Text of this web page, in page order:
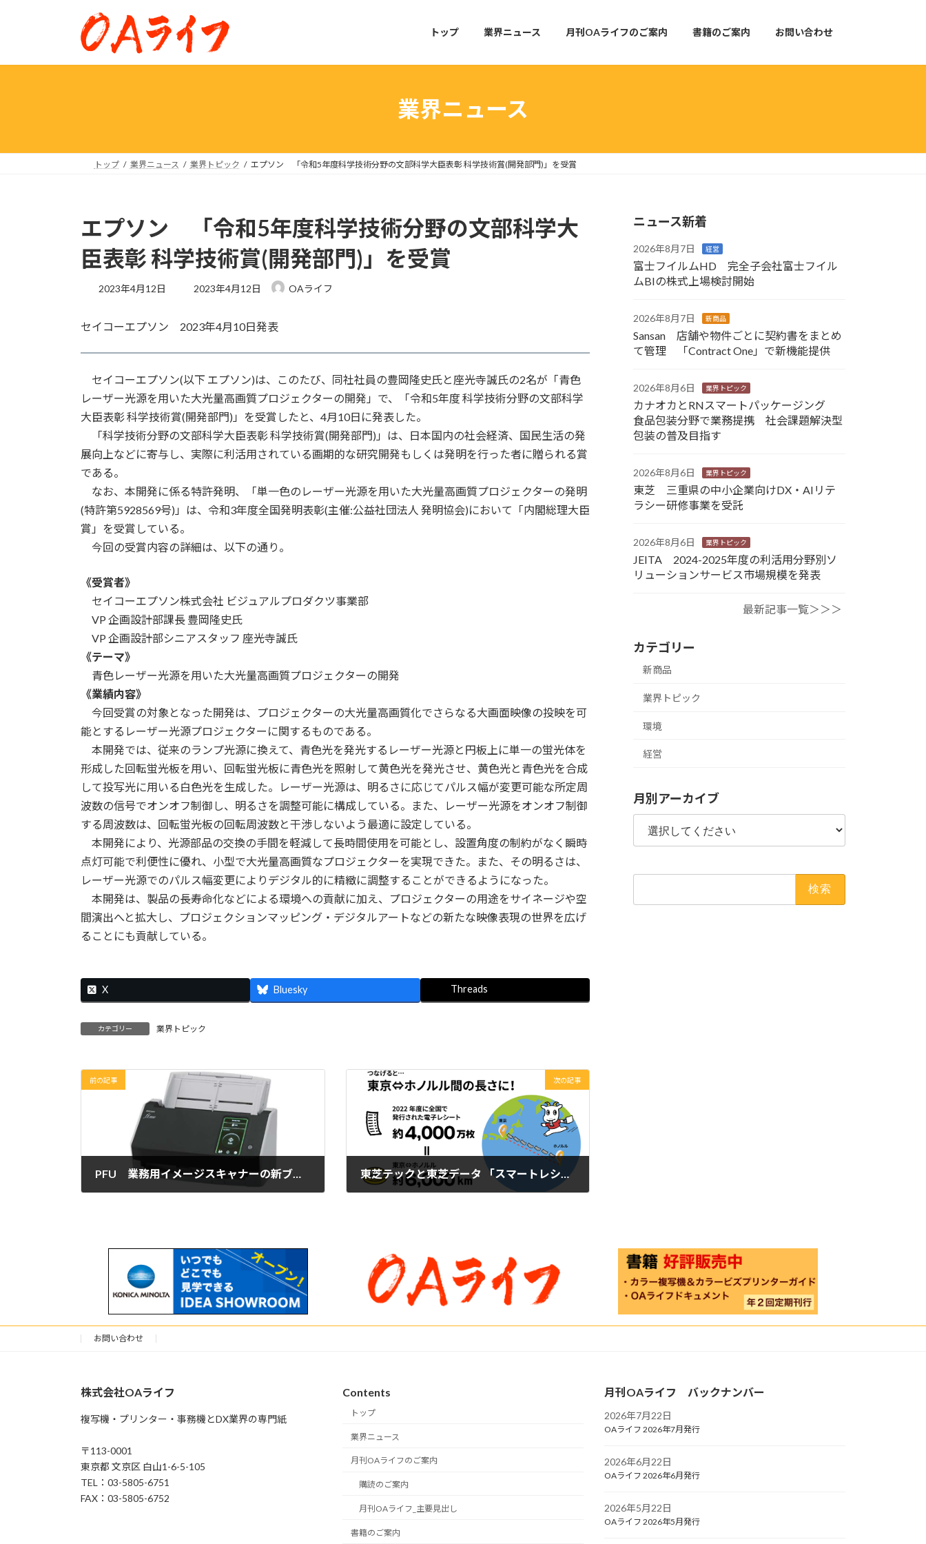
プ
動
トップ 業界ニュース 月刊OAライフのご案内 書籍のご案内 お問い合わせ
業界ニュース
トップ 業界ニュース 業界トピック エプソン 「令和5年度科学技術分野の文部科学大臣表彰 科学技術賞(開発部門)」を受賞
エプソン 「令和5年度科学技術分野の文部科学大
臣表彰 科学技術賞(開発部門)」を受賞
2023年4月12日
最
新
時
2023年4月12日 OAライフ
セイコーエプソン 2023年4月10日発表
セイコーエプソン(以下 エプソン)は、このたび、同社社員の豊岡隆史氏と座光寺誠氏の2名が「青色
レーザー光源を用いた大光量高画質プロジェクターの開発」で、「令和5年度 科学技術分野の文部科学
大臣表彰 科学技術賞(開発部門)」を受賞したと、4月10日に発表した。
「科学技術分野の文部科学大臣表彰 科学技術賞(開発部門)」は、日本国内の社会経済、国民生活の発
展向上などに寄与し、実際に利活用されている画期的な研究開発もしくは発明を行った者に贈られる賞
である。
なお、本開発に係る特許発明、「単一色のレーザー光源を用いた大光量高画質プロジェクターの発明
(特許第5928569号)」は、令和3年度全国発明表彰(主催:公益社団法人 発明協会)において「内閣総理大臣
賞」を受賞している。
今回の受賞内容の詳細は、以下の通り。
《受賞者》
セイコーエプソン株式会社 ビジュアルプロダクツ事業部
VP 企画設計部課長 豊岡隆史氏
VP 企画設計部シニアスタッフ 座光寺誠氏
《テーマ》
青色レーザー光源を用いた大光量高画質プロジェクターの開発
《業績内容》
今回受賞の対象となった開発は、プロジェクターの大光量高画質化でさらなる大画面映像の投映を可
能とするレーザー光源プロジェクターに関するものである。
本開発では、従来のランプ光源に換えて、青色光を発光するレーザー光源と円板上に単一の蛍光体を
形成した回転蛍光板を用い、回転蛍光板に青色光を照射して黄色光を発光させ、黄色光と青色光を合成
して投写光に用いる白色光を生成した。レーザー光源は、明るさに応じてパルス幅が変更可能な所定周
波数の信号でオンオフ制御し、明るさを調整可能に構成している。また、レーザー光源をオンオフ制御
する周波数は、回転蛍光板の回転周波数と干渉しないよう最適に設定している。
本開発により、光源部品の交換の手間を軽減して長時間使用を可能とし、設置角度の制約がなく瞬時
点灯可能で利便性に優れ、小型で大光量高画質なプロジェクターを実現できた。また、その明るさは、
レーザー光源でのパルス幅変更によりデジタル的に精緻に調整することができるようになった。
本開発は、製品の長寿命化などによる環境への貢献に加え、プロジェクターの用途をサイネージや空
間演出へと拡大し、プロジェクションマッピング・デジタルアートなどの新たな映像表現の世界を広げ
ることにも貢献している。
X Bluesky Threads
カテゴリー 業界トピック
前の記事
PFU 業務用イメージスキャナーの新ブランド「RICOH fi Series」2機種を発売
次の記事
東芝テックと東芝データ 「スマートレシート」1年間で4,000万枚の紙レシート削減 東京-ホノルル間の距離に相当
ニュース新着
2026年8月7日 経営
富士フイルムHD 完全子会社富士フイル
ムBIの株式上場検討開始
2026年8月7日 新商品
Sansan 店舗や物件ごとに契約書をまとめ
て管理 「Contract One」で新機能提供
2026年8月6日 業界トピック
カナオカとRNスマートパッケージング
食品包装分野で業務提携 社会課題解決型
包装の普及目指す
2026年8月6日 業界トピック
東芝 三重県の中小企業向けDX・AIリテ
ラシー研修事業を受託
2026年8月6日 業界トピック
JEITA 2024-2025年度の利活用分野別ソ
リューションサービス市場規模を発表
最新記事一覧＞＞＞
カテゴリー
新商品
業界トピック
環境
経営
月別アーカイブ
お問い合わせ
株式会社OAライフ
複写機・プリンター・事務機とDX業界の専門紙
〒113-0001
東京都 文京区 白山1-6-5-105
TEL：03-5805-6751
FAX：03-5805-6752
Contents
トップ
業界ニュース
月刊OAライフのご案内
購読のご案内
月刊OAライフ_主要見出し
書籍のご案内
月刊OAライフ バックナンバー
2026年7月22日
OAライフ 2026年7月発行
2026年6月22日
OAライフ 2026年6月発行
2026年5月22日
OAライフ 2026年5月発行